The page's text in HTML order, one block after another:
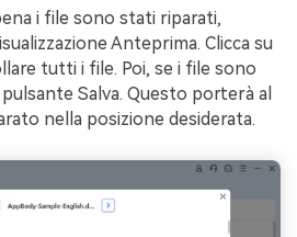
i file sono stati riparati,
Anteprima. Clicca su
tutti i file. Poi, se i file sono
Salva. Questo porterà al
nella posizione desiderata.